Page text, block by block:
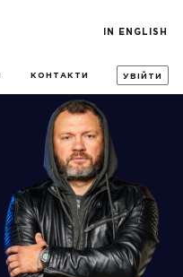
КОНТАКТИ УВІЙТИ
IN ENGLISH